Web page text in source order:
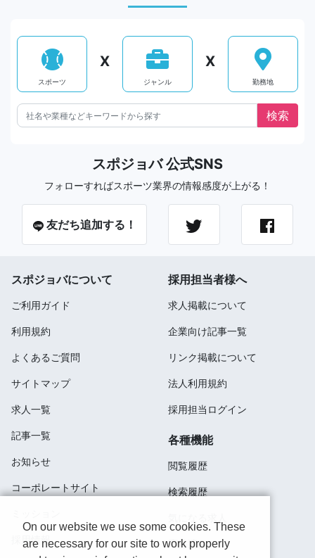
スポーツ
X
ジャンル
X
勤務地
スポジョバ 公式SNS
フォローすればスポーツ業界の情報感度が上がる！
友だち追加する！
スポジョバについて
ご利用ガイド
利用規約
よくあるご質問
サイトマップ
求人一覧
記事一覧
お知らせ
コーポレートサイト
採用情報
採用担当者様へ
求人掲載について
企業向け記事一覧
リンク掲載について
法人利用規約
採用担当ログイン
各種機能
閲覧履歴
検索履歴
応募済み
On our website we use some cookies. These
are necessary for our site to work properly